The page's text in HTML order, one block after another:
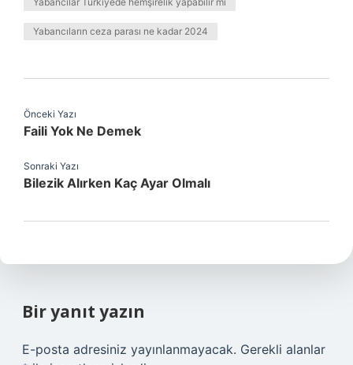
Yabancıların ceza parası ne kadar 2024
Önceki Yazı
Faili Yok Ne Demek
Sonraki Yazı
Bilezik Alırken Kaç Ayar Olmalı
Bir yanıt yazın
E-posta adresiniz yayınlanmayacak. Gerekli alanlar